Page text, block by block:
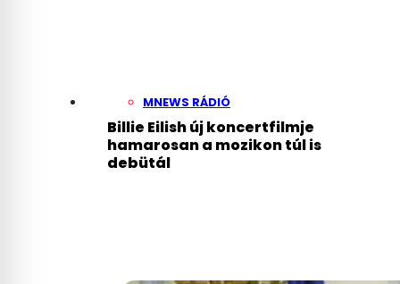
MNEWS RÁDIÓ
Billie Eilish új koncertfilmje
hamarosan a mozikon túl is
debütál